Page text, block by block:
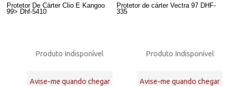
Protetor De Cárter Clio E Kangoo
99> Dhf-5410
Produto Indisponível
Avise-me quando chegar
Protetor de cárter Vectra 97 DHF-
335
Produto Indisponível
Avise-me quando chegar